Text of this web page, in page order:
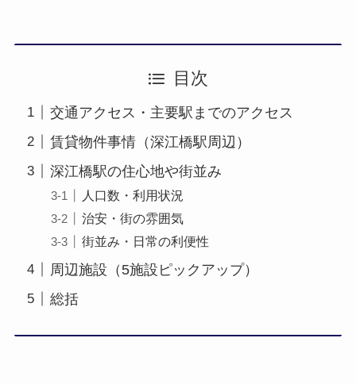
目次
交通アクセス・主要駅までのアクセス
賃貸物件事情（深江橋駅周辺）
深江橋駅の住心地や街並み
人口数・利用状況
治安・街の雰囲気
街並み・日常の利便性
周辺施設（5施設ピックアップ）
総括